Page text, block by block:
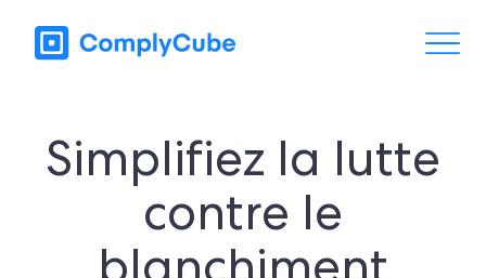
Simplifiez la lutte
contre le